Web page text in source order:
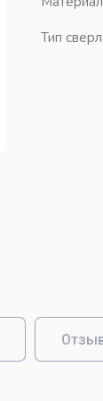
Борфрезы
Фрезы отрезные
Фрезы пазовые
Тип